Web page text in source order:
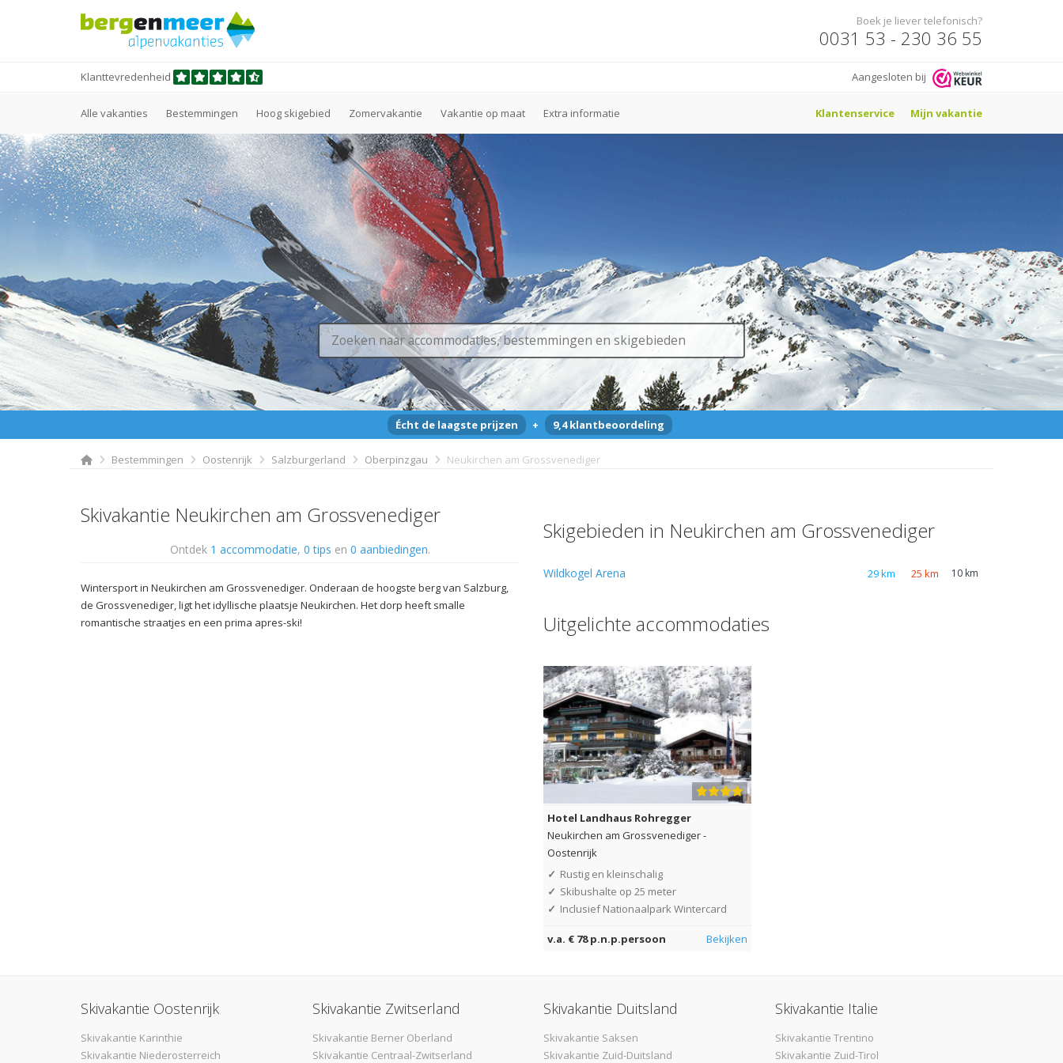
Boek je liever telefonisch?
0031 53 - 230 36 55
Klanttevredenheid Aangesloten bij
Alle vakanties Bestemmingen Hoog skigebied Zomervakantie Vakantie op maat Extra informatie Klantenservice Mijn vakantie
Écht de laagste prijzen + 9,4 klantbeoordeling
Bestemmingen Oostenrijk Salzburgerland Oberpinzgau Neukirchen am Grossvenediger
Skivakantie Neukirchen am Grossvenediger
Ontdek 1 accommodatie, 0 tips en 0 aanbiedingen.
Wintersport in Neukirchen am Grossvenediger. Onderaan de hoogste berg van Salzburg,
de Grossvenediger, ligt het idyllische plaatsje Neukirchen. Het dorp heeft smalle
romantische straatjes en een prima apres-ski!
Skigebieden in Neukirchen am Grossvenediger
Wildkogel Arena 29 km 25 km 10 km
Uitgelichte accommodaties
Hotel Landhaus Rohregger
Neukirchen am Grossvenediger-
Oostenrijk
✓ Rustig en kleinschalig
✓ Skibushalte op 25 meter
✓ Inclusief Nationaalpark Wintercard
v.a. € 78 p.n.p.persoon Bekijken
Skivakantie Oostenrijk
Skivakantie Karinthie
Skivakantie Niederosterreich
Skivakantie Zwitserland
Skivakantie Berner Oberland
Skivakantie Centraal-Zwitserland
Skivakantie Duitsland
Skivakantie Saksen
Skivakantie Zuid-Duitsland
Skivakantie Italie
Skivakantie Trentino
Skivakantie Zuid-Tirol